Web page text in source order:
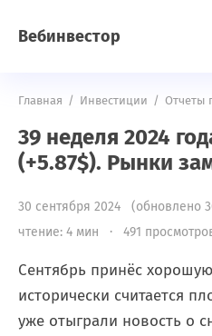
Вебинвестор
Главная / Инвестиции / Отчеты
39 неделя 2024
(+5.87$). Рынки
30 сентября 2024 (обновлено
чтение: 4 мин · 491
Сентябрь принёс
исторически считается
уже отыграли новость о